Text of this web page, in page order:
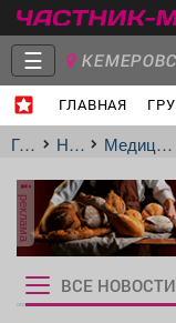
☰
ГЛАВНАЯ
Главная
Объявления
ГлавнаяНовостиМедицина и здоровье
реклама
Рукбрики
новостей
ВСЕ НОВОСТИ